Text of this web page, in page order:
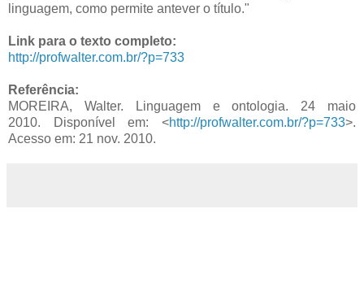
linguagem, como permite antever o título."
Link para o texto completo:
http://profwalter.com.br/?p=733
Referência:
MOREIRA, Walter. Linguagem e ontologia. 24 maio
2010. Disponível em: <http://profwalter.com.br/?p=733>.
Acesso em: 21 nov. 2010.